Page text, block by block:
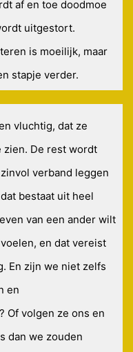
af en toe doodmoe
uitgestort.
is moeilijk, maar
stapje verder.
vluchtig, dat ze
zien. De rest wordt
verband leggen
bestaat uit heel
van een ander wilt
en dat vereist
En zijn we niet zelfs
en
Of volgen ze ons en
dan we zouden